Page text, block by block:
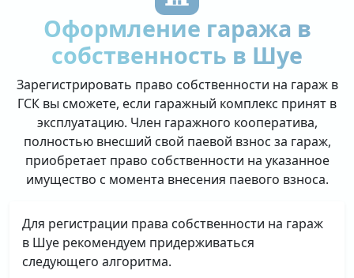
Оформление гаража в
собственность в Шуе
Зарегистрировать право собственности на гараж в
ГСК вы сможете, если гаражный комплекс принят в
эксплуатацию. Член гаражного кооператива,
полностью внесший свой паевой взнос за гараж,
приобретает право собственности на указанное
имущество с момента внесения паевого взноса.
Для регистрации права собственности на гараж
в Шуе рекомендуем придерживаться
следующего алгоритма.